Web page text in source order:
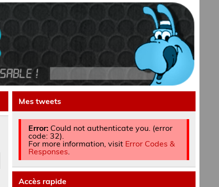
Mes tweets
Error: Could not authenticate you. (error
code: 32).
For more information, visit Error Codes &
Responses
Accès rapide